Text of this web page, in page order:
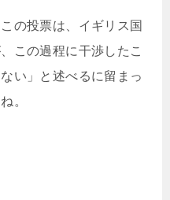
の投票は、イギリス国
この過程に干渉したこ
い」と述べるに留まっ
。